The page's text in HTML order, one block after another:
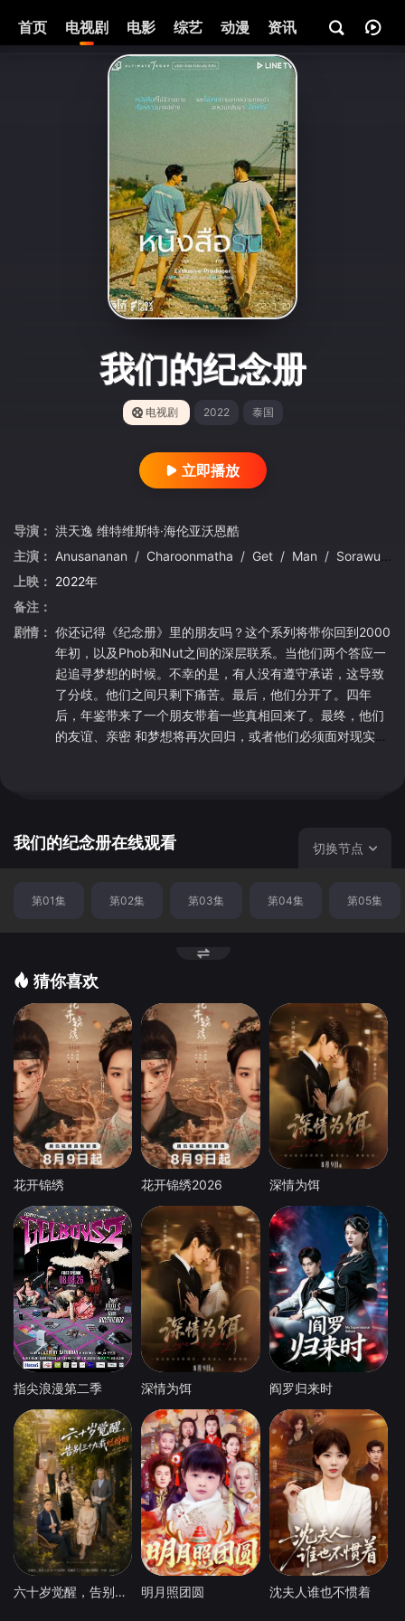
首页 电视剧 电影 综艺 动漫 资讯
我们的纪念册
电视剧 2022 泰国
立即播放
导演： 洪天逸 维特维斯特·海伦亚沃恩酷
主演： Anusananan / Charoonmatha / Get / Man / Sorawut
上映： 2022年
备注：
剧情： 你还记得《纪念册》里的朋友吗？这个系列将带你回到2000
年初，以及Phob和Nut之间的深层联系。当他们两个答应一
起追寻梦想的时候。不幸的是，有人没有遵守承诺，这导致
了分歧。他们之间只剩下痛苦。最后，他们分开了。四年
后，年鉴带来了一个朋友带着一些真相回来了。最终，他们
的友谊、亲密 和梦想将再次回归，或者他们必须面对现实，
我们的纪念册在线观看 切换节点
第01集 第02集 第03集 第04集 第05集
猜你喜欢
花开锦绣 花开锦绣2026 深情为饵
指尖浪漫第二季 深情为饵 阎罗归来时
六十岁觉醒，告别三十九载烂婚姻 明月照团圆 沈夫人谁也不惯着